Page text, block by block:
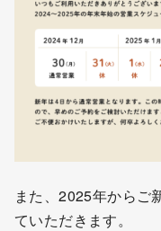
また、2025年からご
ていただきます。